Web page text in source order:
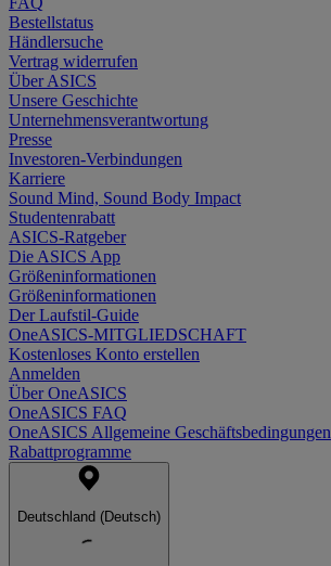
Bestellstatus
Händlersuche
Vertrag widerrufen
Über ASICS
Unsere Geschichte
Unternehmensverantwortung
Presse
Investoren-Verbindungen
Karriere
Sound Mind, Sound Body Impact
Studentenrabatt
ASICS-Ratgeber
Die ASICS App
Größeninformationen
Größeninformationen
Der Laufstil-Guide
OneASICS-MITGLIEDSCHAFT
Kostenloses Konto erstellen
Anmelden
Über OneASICS
OneASICS FAQ
OneASICS Allgemeine Geschäftsbedingungen
Rabattprogramme
Deutschland (Deutsch)